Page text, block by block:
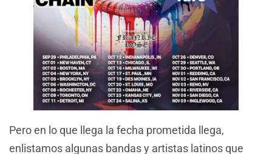
Pero en lo que llega la fecha prometida llega,
enlistamos algunas bandas y artistas latinos que